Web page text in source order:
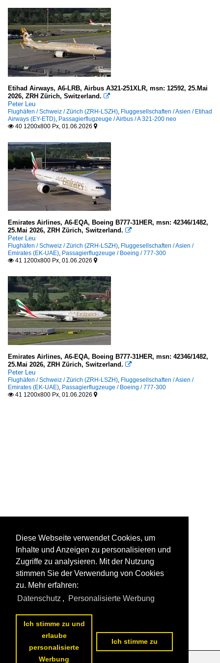
Etihad Airways, A6-LRB, Airbus A321-251XLR, msn: 12592, 25.Mai
2026, ZRH Zürich, Switzerland. 
Peter Leu
Flughäfen / Schweiz / Zürich (ZRH-LSZH), Fluggesellschaften / Asien / Etihad
Airways (EY-ETD), Passagierflugzeuge / Airbus / A 321-200 neo
 40 1200x800 Px, 01.06.2026 
Emirates Airlines, A6-EQA, Boeing B777-31HER, msn: 42346/1482,
25.Mai 2026, ZRH Zürich, Switzerland. 
Peter Leu
Flughäfen / Schweiz / Zürich (ZRH-LSZH), Fluggesellschaften / Asien /
Emirates (EK-UAE), Passagierflugzeuge / Boeing / 777-300
 41 1200x800 Px, 01.06.2026 
Emirates Airlines, A6-EQA, Boeing B777-31HER, msn: 42346/1482,
25.Mai 2026, ZRH Zürich, Switzerland. 
Peter Leu
Flughäfen / Schweiz / Zürich (ZRH-LSZH), Fluggesellschaften / Asien /
Emirates (EK-UAE), Passagierflugzeuge / Boeing / 777-300
 41 1200x800 Px, 01.06.2026 
Diese Webseite verwendet Cookies, um
Inhalte und Anzeigen zu personalisieren und
Zugriffe zu analysieren. Mit der Nutzung
stimmen Sie der Verwendung von Cookies
zu. Mehr erfahren:
Datenschutz , Personalisierte Werbung
Ich stimme zu und
erlaube
personalisierte
Werbung
Ich stimme zu